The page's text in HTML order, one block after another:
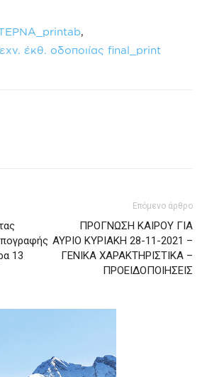
,
έκθ. οδοποιίας final_print
13
Επόμενο άρθρο
ΠΡΟΓΝΩΣΗ ΚΑΙΡΟΥ ΓΙΑ
ΑΥΡΙΟ ΚΥΡΙΑΚΗ 28-11-2021 –
ΓΕΝΙΚΑ ΧΑΡΑΚΤΗΡΙΣΤΙΚΑ –
ΠΡΟΕΙΔΟΠΟΙΗΣΕΙΣ